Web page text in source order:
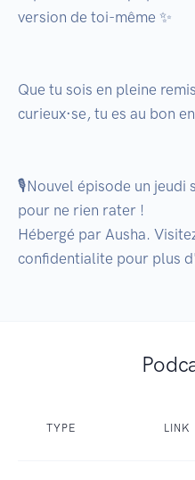
version de toi-même ✨
Que tu sois en pleine
curieux·se, tu es au bon
🎙️Nouvel épisode un jeudi
pour ne rien rater !
Hébergé par Ausha.
confidentialite pour plus
TYPE LINK